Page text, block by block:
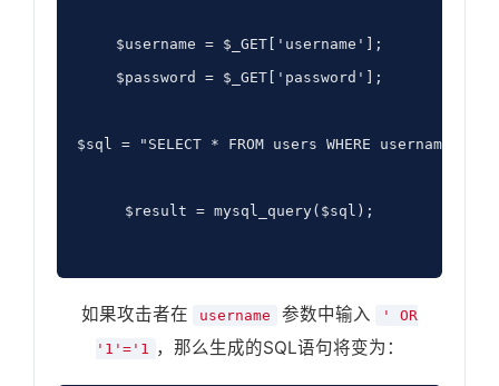
$username = $_GET['username'];
$password = $_GET['password'];
$sql = "SELECT * FROM users WHERE username
$result = mysql_query($sql);
如果攻击者在 username 参数中输入
' OR
'1'='1 ，那么生成的SQL语句将变为：